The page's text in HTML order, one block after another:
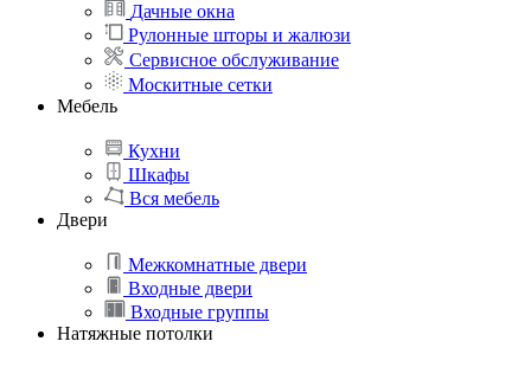
Дачные окна
Рулонные шторы и жалюзи
Сервисное обслуживание
Москитные сетки
Мебель
Кухни
Шкафы
Вся мебель
Двери
Межкомнатные двери
Входные двери
Входные группы
Натяжные потолки